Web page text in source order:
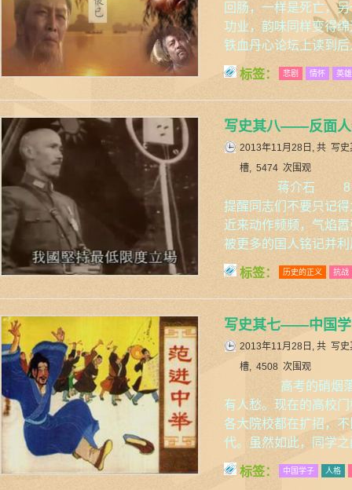
回肠，一样是死亡，
功业，韵味同样变得
铁血丹心论坛上读到
标签： 悲剧 情怀 英雄
写史其八——反面
2013年11月28日, 共 写
槽, 5474 次围观
蒋介石 8·15
提醒同志们不要只记
近来动作频频，气焰
被更多的国人铭记并
标签： 历史的正义 抗战
写史其七——中国
2013年11月28日, 共 写
槽, 4508 次围观
高考的硝烟落
有人愁。现在的高校
各大院校都在扩招，
代。虽然如此，同学
标签： 中国学子 人格